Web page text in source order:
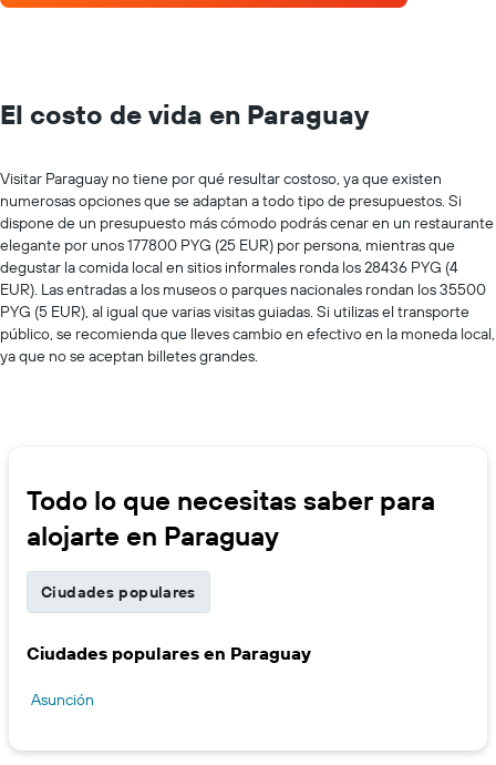
El costo de vida en Paraguay
Visitar Paraguay no tiene por qué resultar costoso, ya que existen
numerosas opciones que se adaptan a todo tipo de presupuestos. Si
dispone de un presupuesto más cómodo podrás cenar en un restaurante
elegante por unos 177800 PYG (25 EUR) por persona, mientras que
degustar la comida local en sitios informales ronda los 28436 PYG (4
EUR). Las entradas a los museos o parques nacionales rondan los 35500
PYG (5 EUR), al igual que varias visitas guiadas. Si utilizas el transporte
público, se recomienda que lleves cambio en efectivo en la moneda local,
ya que no se aceptan billetes grandes.
Todo lo que necesitas saber para
alojarte en Paraguay
Ciudades populares
Ciudades populares en Paraguay
Asunción